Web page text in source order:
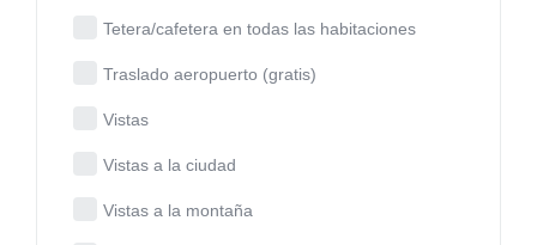
Tetera/cafetera en todas las habitaciones
Traslado aeropuerto (gratis)
Vistas
Vistas a la ciudad
Vistas a la montaña